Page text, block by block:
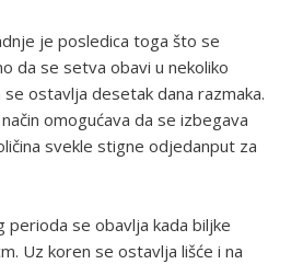
je posledica toga što se
da se setva obavi u nekoliko
ostavlja desetak dana razmaka.
omogućava da se izbegava
svekle stigne odjedanput za
perioda se obavlja kada biljke
Uz koren se ostavlja lišće i na